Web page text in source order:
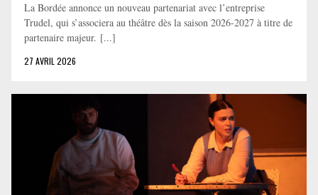
La Bordée annonce un nouveau partenariat avec l’entreprise
Trudel, qui s’associera au théâtre dès la saison 2026-2027 à titre de
partenaire majeur. [...]
27 AVRIL 2026